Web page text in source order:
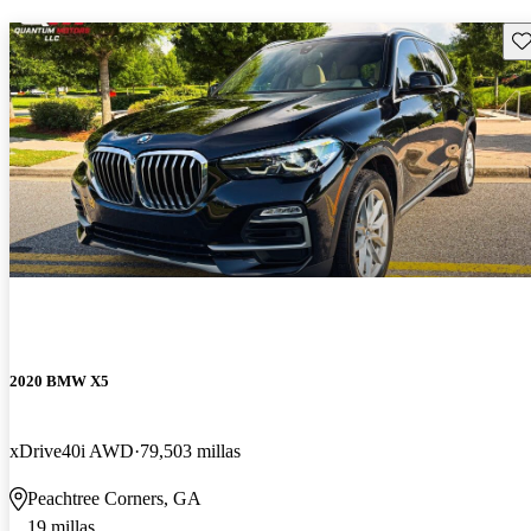
2020 BMW X5
xDrive40i AWD 79,503 millas
Peachtree Corners, GA